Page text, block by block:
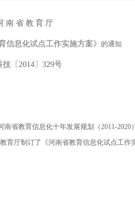
南 省 教 育 厅
信息化试点工作实施方案》 的通知
技〔2014〕329号
省教育信息化十年发展规划（2011-
育厅制订了《河南省教育信息化试点工